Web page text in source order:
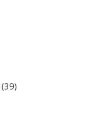
(39)